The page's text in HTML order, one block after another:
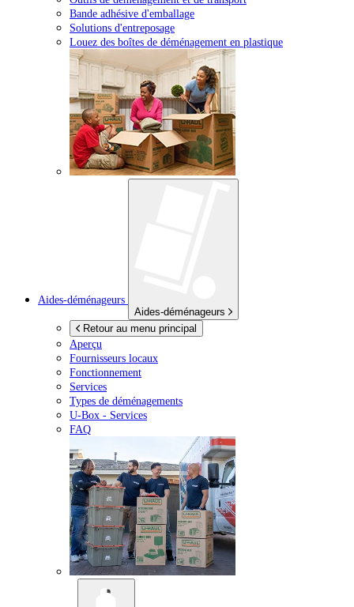
Bande adhésive d'emballage
Solutions d'entreposage
Louez des boîtes de déménagement en plastique
Aides-déménageurs
Aides-déménageurs
Retour au menu principal
Aperçu
Fournisseurs locaux
Fonctionnement
Services
Types de déménagements
U-Box - Services
FAQ